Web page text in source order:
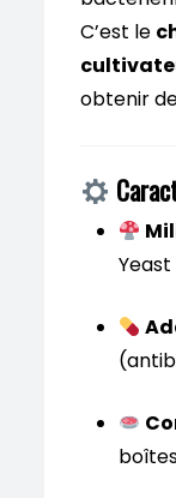
C’est le
obtenir